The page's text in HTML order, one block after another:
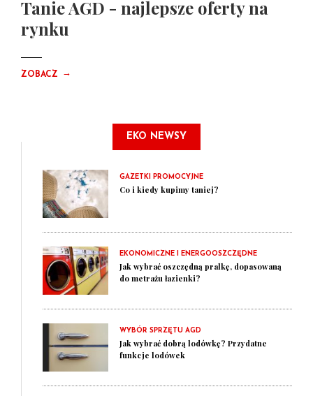
Tanie AGD - najlepsze oferty na
rynku
ZOBACZ →
EKO NEWSY
GAZETKI PROMOCYJNE
Co i kiedy kupimy taniej?
EKONOMICZNE I ENERGOOSZCZĘDNE
Jak wybrać oszczędną pralkę, dopasowaną
do metrażu łazienki?
WYBÓR SPRZĘTU AGD
Jak wybrać dobrą lodówkę? Przydatne
funkcje lodówek